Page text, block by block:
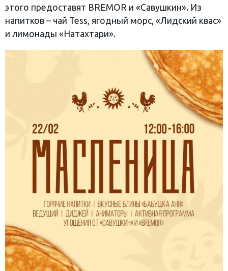
этого предоставят BREMOR и «Савушкин». Из
напитков – чай Tess, ягодный морс, «Лидский квас»
и лимонады «Натахтари».